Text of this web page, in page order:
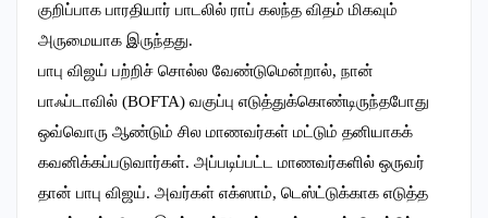
குறிப்பாக பாரதியார் பாடலில் ராப் கலந்த விதம் மிகவும்
அருமையாக இருந்தது.
பாபு விஜய் பற்றிச் சொல்ல வேண்டுமென்றால், நான்
பாஃப்டாவில் (BOFTA) வகுப்பு எடுத்துக்கொண்டிருந்தபோது
ஒவ்வொரு ஆண்டும் சில மாணவர்கள் மட்டும் தனியாகக்
கவனிக்கப்படுவார்கள். அப்படிப்பட்ட மாணவர்களில் ஒருவர்
தான் பாபு விஜய். அவர்கள் எக்ஸாம், டெஸ்ட்டுக்காக எடுத்த